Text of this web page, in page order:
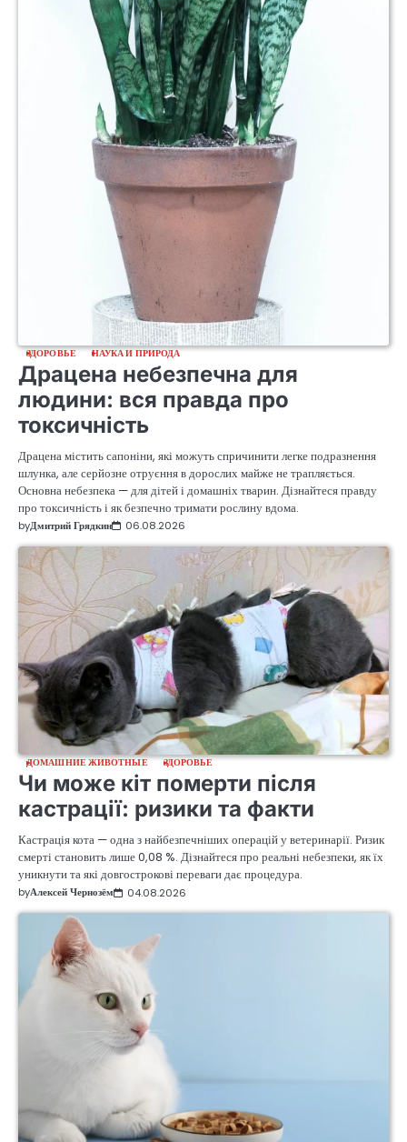
ЗДОРОВЬЕ НАУКА И ПРИРОДА
Драцена небезпечна для
людини: вся правда про
токсичність
Драцена містить сапоніни, які можуть спричинити легке подразнення
шлунка, але серйозне отруєння в дорослих майже не трапляється.
Основна небезпека — для дітей і домашніх тварин. Дізнайтеся правду
про токсичність і як безпечно тримати рослину вдома.
byДмитрий Грядкин 06.08.2026
ДОМАШНИЕ ЖИВОТНЫЕ ЗДОРОВЬЕ
Чи може кіт померти після
кастрації: ризики та факти
Кастрація кота — одна з найбезпечніших операцій у ветеринарії. Ризик
смерті становить лише 0,08 %. Дізнайтеся про реальні небезпеки, як їх
уникнути та які довгострокові переваги дає процедура.
byАлексей Чернозём 04.08.2026